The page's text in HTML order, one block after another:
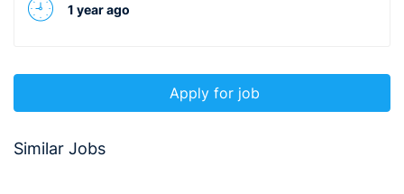
1 year ago
Apply for job
Similar Jobs